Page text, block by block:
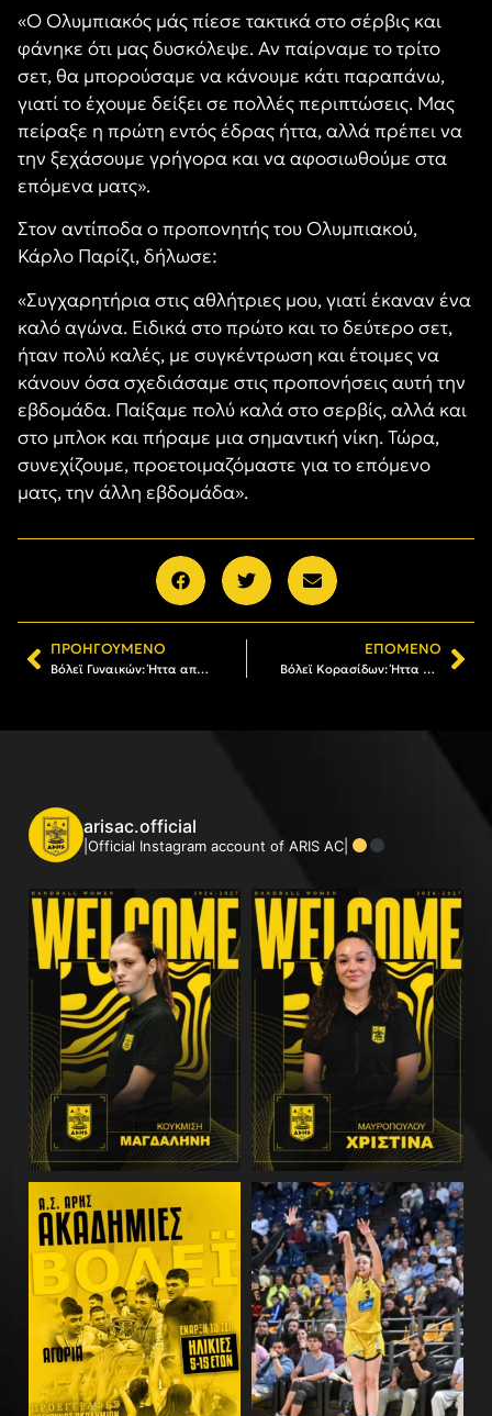
«Ο Ολυμπιακός μάς πίεσε τακτικά στο σέρβις και
φάνηκε ότι μας δυσκόλεψε. Αν παίρναμε το τρίτο
σετ, θα μπορούσαμε να κάνουμε κάτι παραπάνω,
γιατί το έχουμε δείξει σε πολλές περιπτώσεις. Μας
πείραξε η πρώτη εντός έδρας ήττα, αλλά πρέπει να
την ξεχάσουμε γρήγορα και να αφοσιωθούμε στα
επόμενα ματς».
Στον αντίποδα ο προπονητής του Ολυμπιακού,
Κάρλο Παρίζι, δήλωσε:
«Συγχαρητήρια στις αθλήτριες μου, γιατί έκαναν ένα
καλό αγώνα. Ειδικά στο πρώτο και το δεύτερο σετ,
ήταν πολύ καλές, με συγκέντρωση και έτοιμες να
κάνουν όσα σχεδιάσαμε στις προπονήσεις αυτή την
εβδομάδα. Παίξαμε πολύ καλά στο σερβίς, αλλά και
στο μπλοκ και πήραμε μια σημαντική νίκη. Τώρα,
συνεχίζουμε, προετοιμαζόμαστε για το επόμενο
ματς, την άλλη εβδομάδα».
ΠΡΟΗΓΟΎΜΕΝΟ
Βόλεϊ Γυναικών: Ήττα από τον Ολυμπιακό
ΕΠΌΜΕΝΟ
Βόλεϊ Κορασίδων: Ήττα στην πρεμιέρα του Final 4
arisac.official
|Official Instagram account of ARIS AC|